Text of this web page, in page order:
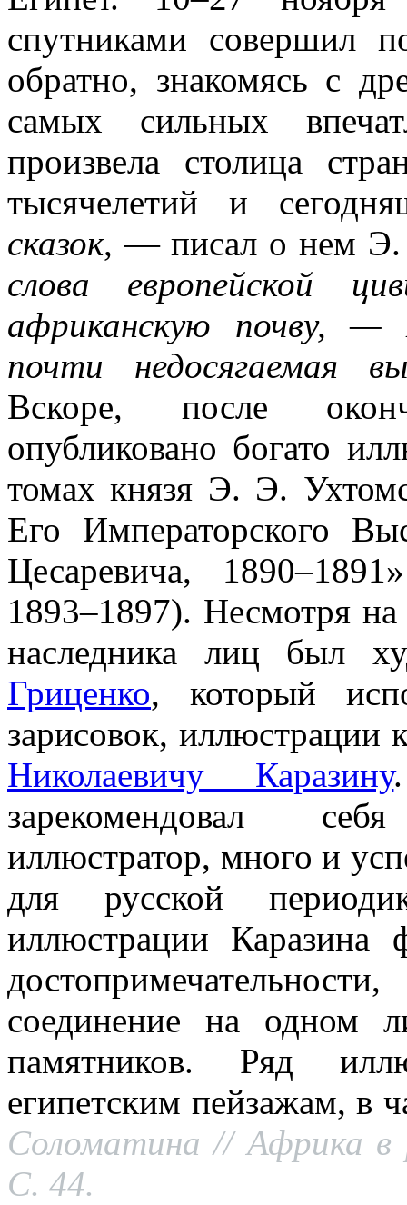
спутниками совершил
обратно, знакомясь с
самых сильных
произвела столица
тысячелетий и
сказок, — писал о нем
слова европейской
африканскую почву,
почти недосягаемая
Вскоре, после
опубликовано богато
томах князя Э. Э.
Его Императорского
Цесаревича,
1893–1897). Несмотря
наследника лиц был
Гриценко, который
зарисовок, иллюстрации
Николаевичу Каразину
зарекомендовал
иллюстратор, много и
для русской
иллюстрации Каразина
соединение на одном
памятников. Ряд
египетским пейзажам, в
Соломатина // Африка в
С. 44.